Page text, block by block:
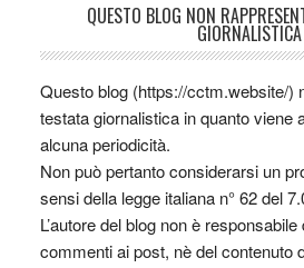
QUESTO BLOG NON
GIORNALISTICA
Questo blog (https://cctm.website/)
testata giornalistica in quanto viene
alcuna periodicità.
Non può pertanto considerarsi un
sensi della legge italiana n° 62 del
L’autore del blog non è
commenti ai post, nè del contenuto